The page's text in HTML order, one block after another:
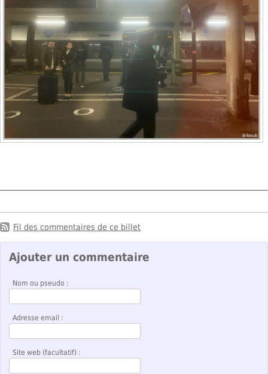
Fil des commentaires de ce billet
Ajouter un commentaire
Nom ou pseudo :
Adresse email :
Site web (facultatif) :